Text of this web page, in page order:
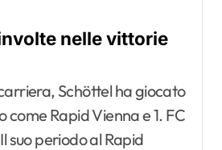
nelle vittorie
Schöttel ha giocato
come Rapid Vienna e 1. FC
suo periodo al Rapid